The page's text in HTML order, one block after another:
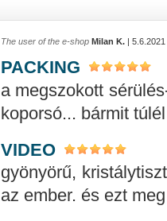
The user of the e-shop Milan K. | 5.6.2021
PACKING
a megszokott
koporsó... bármit
VIDEO
gyönyörű,
az ember. és ezt